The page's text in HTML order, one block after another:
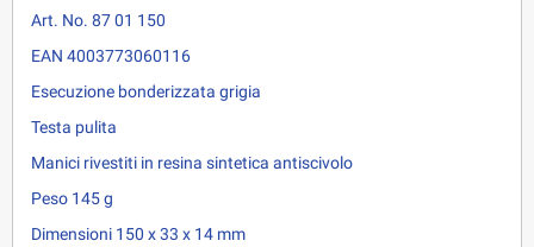
Art. No. 87 01 150
EAN 4003773060116
Esecuzione bonderizzata grigia
Testa pulita
Manici rivestiti in resina sintetica antiscivolo
Peso 145 g
Dimensioni 150 x 33 x 14 mm